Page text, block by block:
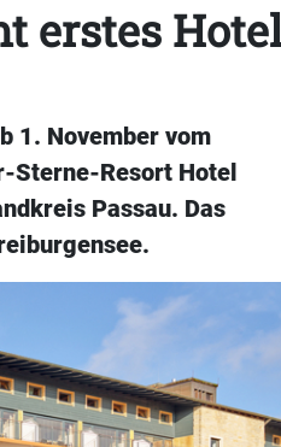
erstes
1. November vom
Sterne-Resort Hotel
Passau. Das